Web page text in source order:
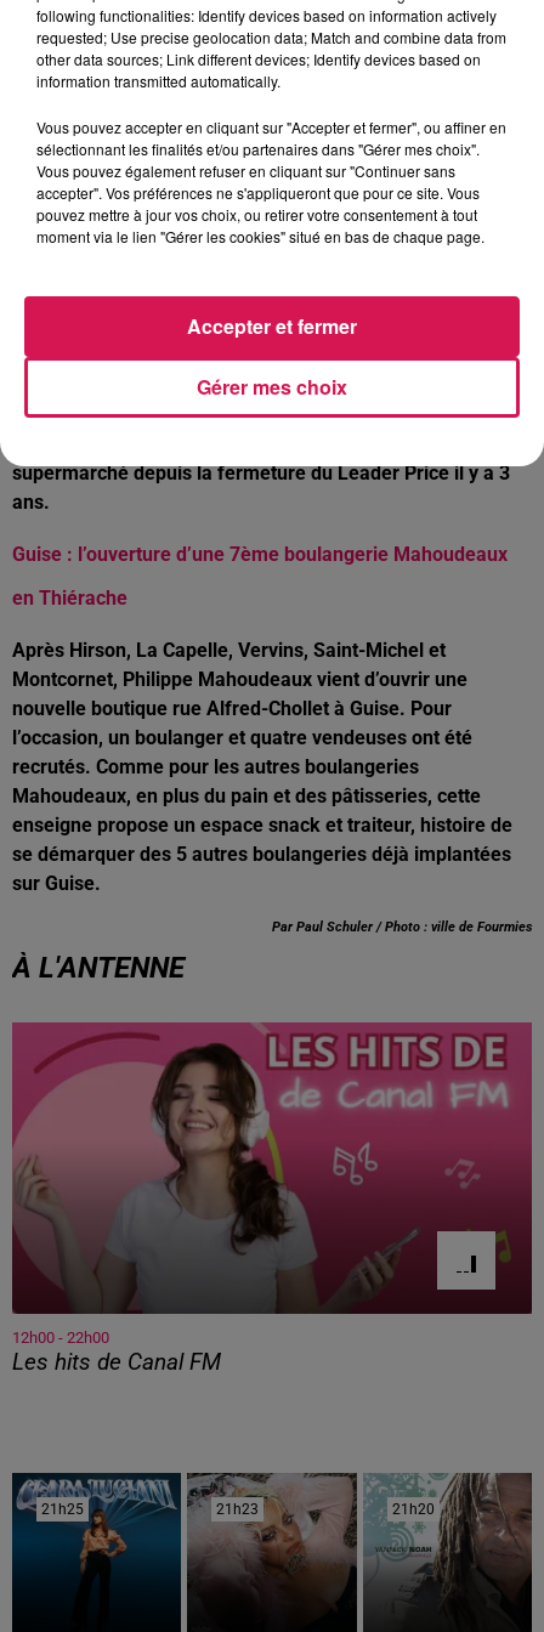
Sains-Richaumont, Hirson et La Capelle. Pour en
bénéficier, il suffit de contacter la Mission locale avant
mercredi 17h.
Hirson : c’est le 8 juin qu’ouvrira la nouvelle supérette
Carrefour City
Elle est cours d’implantation dans une cellule vacante de la
sur - de 300m2 de surface, l’essentiel en produits
alimentaires et d’hygiène. Cela représente un
investissement de 500 000 €, avec à la clé la création de 7
emplois. L’arrivée de Carrefour City à Hirson, c’est surtout
une bonne nouvelle pour les habitants du centre-ville, qui
supermarché depuis la fermeture du Leader Price il y a 3
ans.
Guise : l’ouverture d’une 7ème boulangerie Mahoudeaux
en Thiérache
Après Hirson, La Capelle, Vervins, Saint-Michel et
Montcornet, Philippe Mahoudeaux vient d’ouvrir une
nouvelle boutique rue Alfred-Chollet à Guise. Pour
l’occasion, un boulanger et quatre vendeuses ont été
recrutés. Comme pour les autres boulangeries
Mahoudeaux, en plus du pain et des pâtisseries, cette
enseigne propose un espace snack et traiteur, histoire de
se démarquer des 5 autres boulangeries déjà implantées
sur Guise.
Par Paul Schuler / Photo : ville de Fourmies
À L'ANTENNE
12h00 - 22h00
Les hits de Canal FM
21h25
21h25 21h23
21h23 21h20
21h20
following functionalities: Identify devices based on information actively
requested; Use precise geolocation data; Match and combine data from
other data sources; Link different devices; Identify devices based on
information transmitted automatically.
Vous pouvez accepter en cliquant sur "Accepter et fermer", ou affiner en
sélectionnant les finalités et/ou partenaires dans "Gérer mes choix".
Vous pouvez également refuser en cliquant sur "Continuer sans
accepter". Vos préférences ne s'appliqueront que pour ce site. Vous
pouvez mettre à jour vos choix, ou retirer votre consentement à tout
moment via le lien "Gérer les cookies" situé en bas de chaque page.
Gérer mes choix
Accepter et fermer